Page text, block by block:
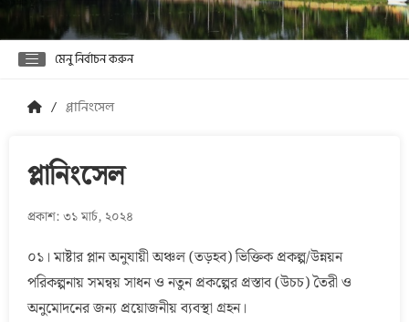
মেনু নির্বাচন করুন
প্লানিংসেল
প্লানিংসেল
প্রকাশ: ৩১ মার্চ, ২০২৪
০১। মাষ্টার প্লান অনুযায়ী অঞ্চল (তড়হব) ভিক্তিক প্রকল্প/উন্নয়ন
পরিকল্পনায় সমন্বয় সাধন ও নতুন প্রকল্পের প্রস্তাব (উচচ) তৈরী ও
অনুমোদনের জন্য প্রয়োজনীয় ব্যবস্থা গ্রহন।